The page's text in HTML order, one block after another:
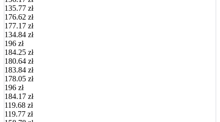
135.77 zł
176.62 zł
177.17 zł
134.84 zł
196 zł
184.25 zł
180.64 zł
183.84 zł
178.05 zł
196 zł
184.17 zł
119.68 zł
119.77 zł